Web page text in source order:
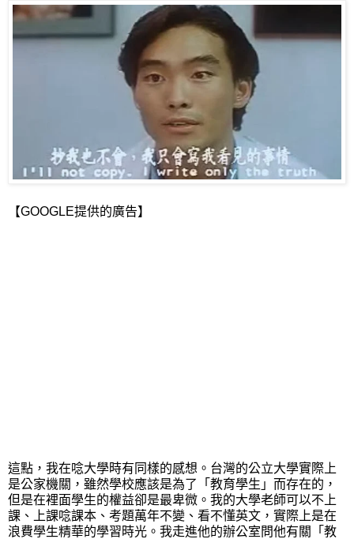
【GOOGLE提供的廣告】
這點，我在唸大學時有同樣的感想。台灣的公立大學實際上
是公家機關，雖然學校應該是為了「教育學生」而存在的，
但是在裡面學生的權益卻是最卑微。我的大學老師可以不上
課、上課唸課本、考題萬年不變、看不懂英文，實際上是在
浪費學生精華的學習時光。我走進他的辦公室問他有關「教